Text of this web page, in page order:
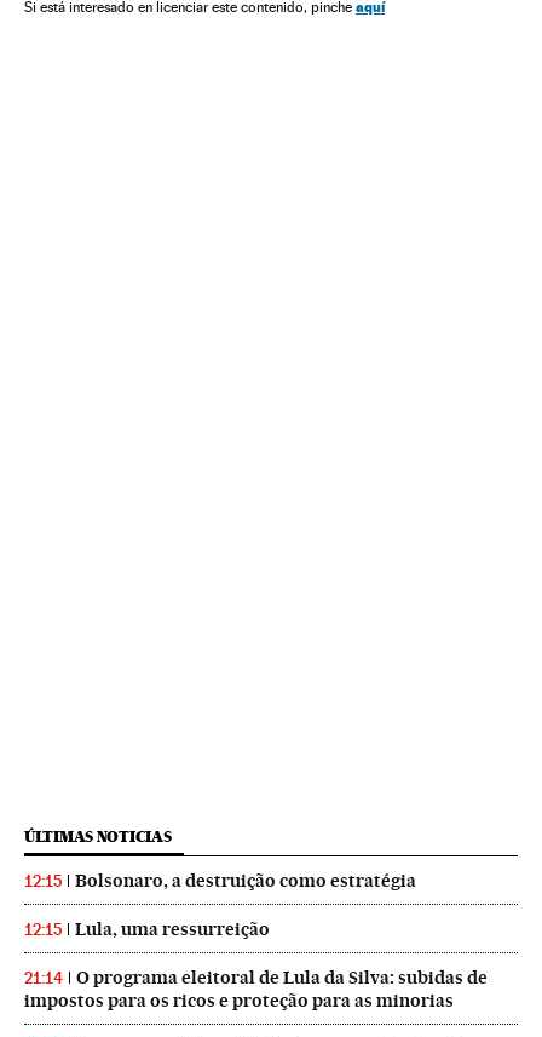
Si está interesado en licenciar este contenido, pinche aquí
ÚLTIMAS NOTICIAS
12:15 Bolsonaro, a destruição como estratégia
12:15 Lula, uma ressurreição
21:14
O programa eleitoral de Lula da Silva: subidas de
impostos para os ricos e proteção para as minorias